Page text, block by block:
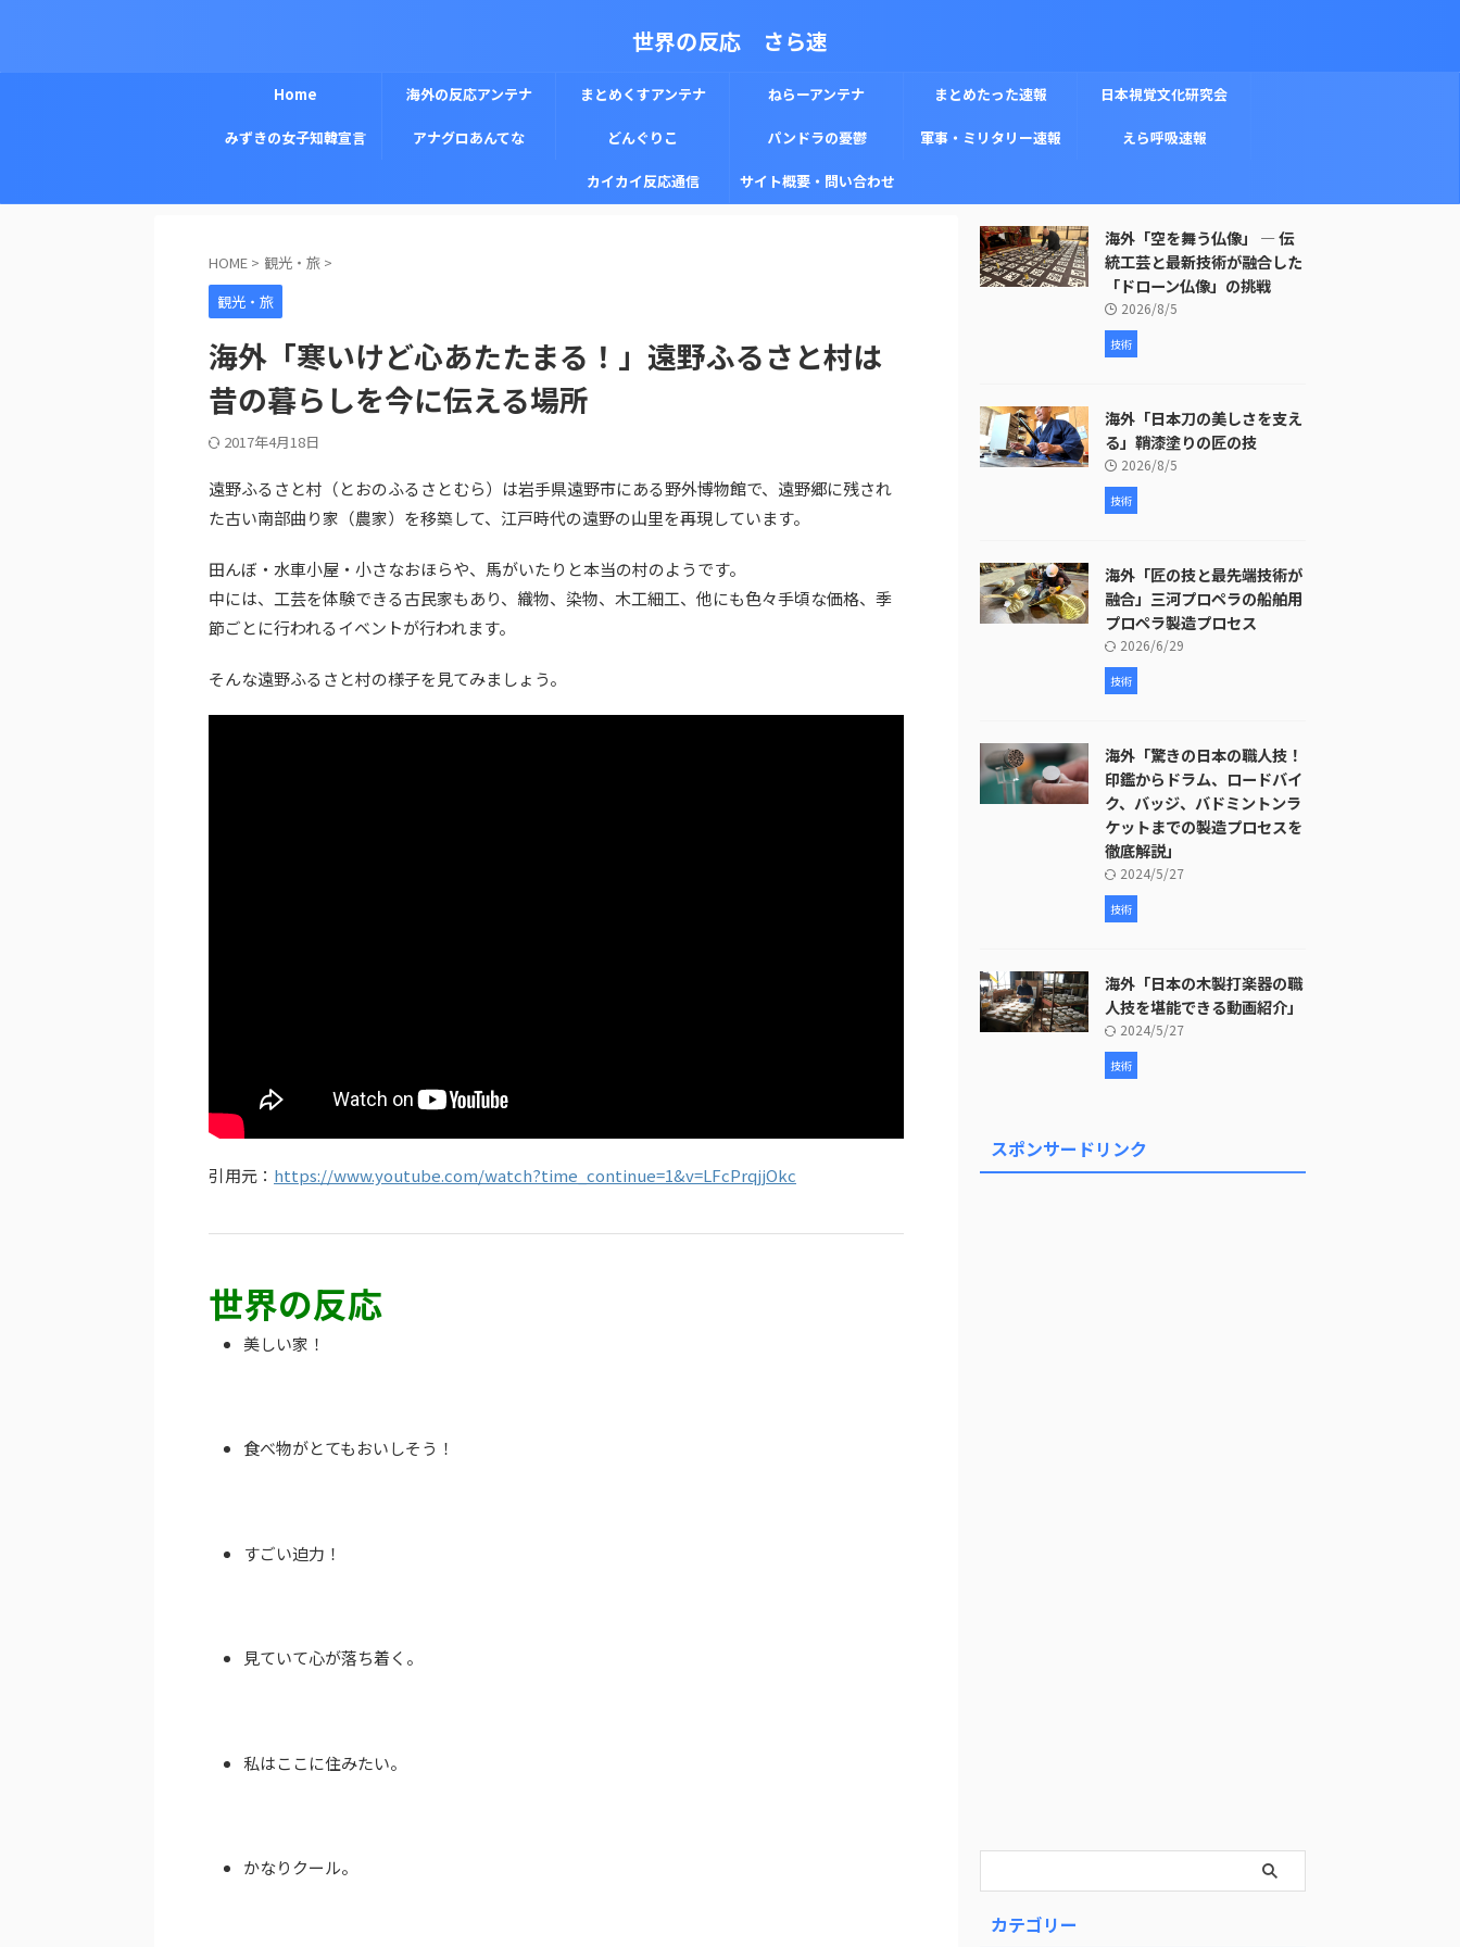
世界の反応 さら速
Home 海外の反応アンテナ まとめくすアンテナ ねらーアンテナ まとめたった速報 日本視覚文化研究会
みずきの女子知韓宣言 アナグロあんてな どんぐりこ パンドラの憂鬱 軍事・ミリタリー速報 えら呼吸速報
カイカイ反応通信 サイト概要・問い合わせ
HOME > 観光・旅 >
観光・旅
海外「寒いけど心あたたまる！」遠野ふるさと村は
昔の暮らしを今に伝える場所
2017年4月18日
遠野ふるさと村（とおのふるさとむら）は岩手県遠野市にある野外博物館で、遠野郷に残され
た古い南部曲り家（農家）を移築して、江戸時代の遠野の山里を再現しています。
田んぼ・水車小屋・小さなおほらや、馬がいたりと本当の村のようです。
中には、工芸を体験できる古民家もあり、織物、染物、木工細工、他にも色々手頃な価格、季
節ごとに行われるイベントが行われます。
そんな遠野ふるさと村の様子を見てみましょう。
引用元： https://www.youtube.com/watch?time_continue=1&v=LFcPrqjjOkc
世界の反応
美しい家！
食べ物がとてもおいしそう！
すごい迫力！
見ていて心が落ち着く。
私はここに住みたい。
かなりクール。
海外「空を舞う仏像」 ― 伝
統工芸と最新技術が融合した
「ドローン仏像」の挑戦
2026/8/5
技術
海外「日本刀の美しさを支え
る」鞘漆塗りの匠の技
2026/8/5
技術
海外「匠の技と最先端技術が
融合」三河プロペラの船舶用
プロペラ製造プロセス
2026/6/29
技術
海外「驚きの日本の職人技！
印鑑からドラム、ロードバイ
ク、バッジ、バドミントンラ
ケットまでの製造プロセスを
徹底解説」
2024/5/27
技術
海外「日本の木製打楽器の職
人技を堪能できる動画紹介」
2024/5/27
技術
スポンサードリンク
カテゴリー